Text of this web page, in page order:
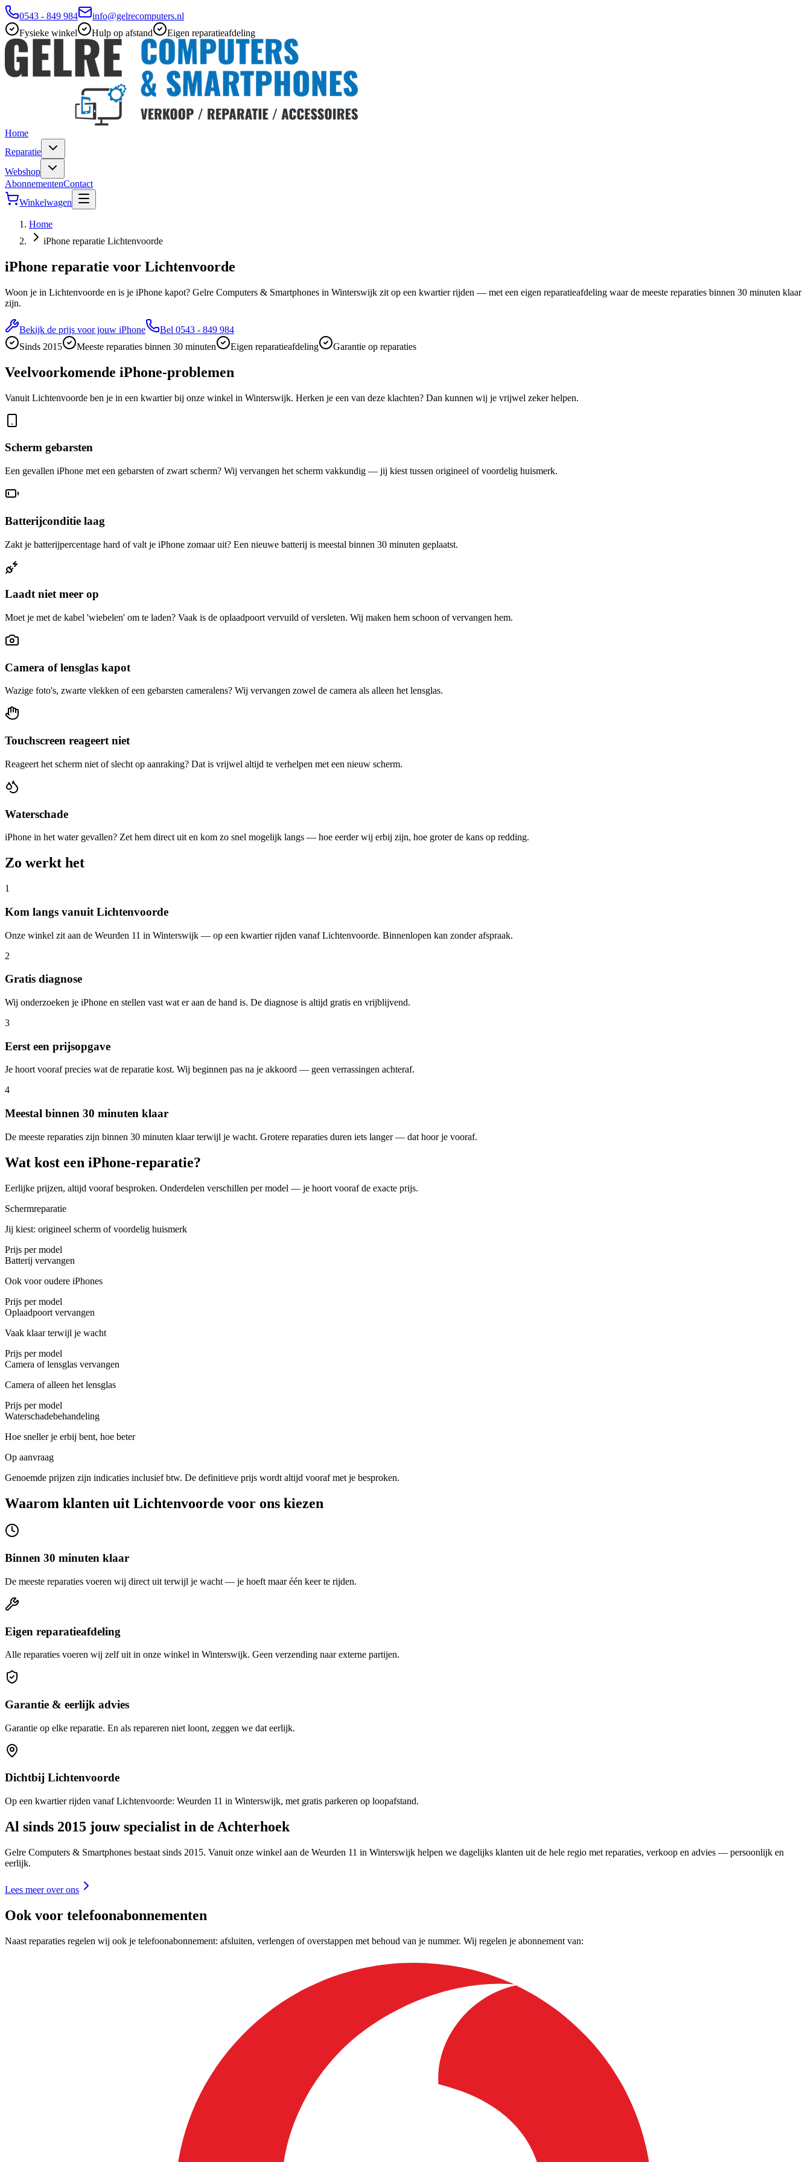
0543 - 849 984
info@gelrecomputers.nl
Fysieke winkel
Hulp op afstand Eigen reparatieafdeling
Home
Reparatie
Webshop
AbonnementenContact
Winkelwagen
Home
iPhone reparatie Lichtenvoorde
iPhone reparatie voor Lichtenvoorde
Woon je in Lichtenvoorde en is je iPhone kapot? Gelre Computers & Smartphones in Winterswijk zit op een kwartier rijden — met een eigen reparatieafdeling waar de meeste reparaties binnen 30 minuten klaar
zijn.
Bekijk de prijs voor jouw iPhone Bel 0543 - 849 984
Sinds 2015
Meeste reparaties binnen 30 minuten Eigen reparatieafdeling Garantie op reparaties
Veelvoorkomende iPhone-problemen
Vanuit Lichtenvoorde ben je in een kwartier bij onze winkel in Winterswijk. Herken je een van deze klachten? Dan kunnen wij je vrijwel zeker helpen.
Scherm gebarsten
Een gevallen iPhone met een gebarsten of zwart scherm? Wij vervangen het scherm vakkundig — jij kiest tussen origineel of voordelig huismerk.
Batterijconditie laag
Zakt je batterijpercentage hard of valt je iPhone zomaar uit? Een nieuwe batterij is meestal binnen 30 minuten geplaatst.
Laadt niet meer op
Moet je met de kabel 'wiebelen' om te laden? Vaak is de oplaadpoort vervuild of versleten. Wij maken hem schoon of vervangen hem.
Camera of lensglas kapot
Wazige foto's, zwarte vlekken of een gebarsten cameralens? Wij vervangen zowel de camera als alleen het lensglas.
Touchscreen reageert niet
Reageert het scherm niet of slecht op aanraking? Dat is vrijwel altijd te verhelpen met een nieuw scherm.
Waterschade
iPhone in het water gevallen? Zet hem direct uit en kom zo snel mogelijk langs — hoe eerder wij erbij zijn, hoe groter de kans op redding.
Zo werkt het
1
Kom langs vanuit Lichtenvoorde
Onze winkel zit aan de Weurden 11 in Winterswijk — op een kwartier rijden vanaf Lichtenvoorde. Binnenlopen kan zonder afspraak.
2
Gratis diagnose
Wij onderzoeken je iPhone en stellen vast wat er aan de hand is. De diagnose is altijd gratis en vrijblijvend.
3
Eerst een prijsopgave
Je hoort vooraf precies wat de reparatie kost. Wij beginnen pas na je akkoord — geen verrassingen achteraf.
4
Meestal binnen 30 minuten klaar
De meeste reparaties zijn binnen 30 minuten klaar terwijl je wacht. Grotere reparaties duren iets langer — dat hoor je vooraf.
Wat kost een iPhone-reparatie?
Eerlijke prijzen, altijd vooraf besproken. Onderdelen verschillen per model — je hoort vooraf de exacte prijs.
Schermreparatie
Jij kiest: origineel scherm of voordelig huismerk
Prijs per model
Batterij vervangen
Ook voor oudere iPhones
Prijs per model
Oplaadpoort vervangen
Vaak klaar terwijl je wacht
Prijs per model
Camera of lensglas vervangen
Camera of alleen het lensglas
Prijs per model
Waterschadebehandeling
Hoe sneller je erbij bent, hoe beter
Op aanvraag
Genoemde prijzen zijn indicaties inclusief btw. De definitieve prijs wordt altijd vooraf met je besproken.
Waarom klanten uit Lichtenvoorde voor ons kiezen
Binnen 30 minuten klaar
De meeste reparaties voeren wij direct uit terwijl je wacht — je hoeft maar één keer te rijden.
Eigen reparatieafdeling
Alle reparaties voeren wij zelf uit in onze winkel in Winterswijk. Geen verzending naar externe partijen.
Garantie & eerlijk advies
Garantie op elke reparatie. En als repareren niet loont, zeggen we dat eerlijk.
Dichtbij Lichtenvoorde
Op een kwartier rijden vanaf Lichtenvoorde: Weurden 11 in Winterswijk, met gratis parkeren op loopafstand.
Al sinds 2015 jouw specialist in de Achterhoek
Gelre Computers & Smartphones bestaat sinds 2015. Vanuit onze winkel aan de Weurden 11 in Winterswijk helpen we dagelijks klanten uit de hele regio met reparaties, verkoop en advies — persoonlijk en
eerlijk.
Lees meer over ons
Ook voor telefoonabonnementen
Naast reparaties regelen wij ook je telefoonabonnement: afsluiten, verlengen of overstappen met behoud van je nummer. Wij regelen je abonnement van: